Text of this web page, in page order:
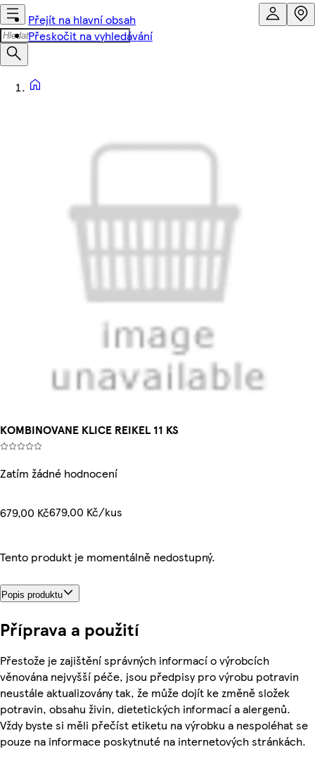
Přejít na hlavní obsah
Přeskočit na vyhledávání
KOMBINOVANE KLICE REIKEL 11 KS
Zatím žádné hodnocení
679,00 Kč679,00 Kč/kus
Tento produkt je momentálně nedostupný.
Popis produktu
Příprava a použití
Přestože je zajištění správných informací o výrobcích
věnována nejvyšší péče, jsou předpisy pro výrobu potravin
neustále aktualizovány tak, že může dojít ke změně složek
potravin, obsahu živin, dietetických informací a alergenů.
Vždy byste si měli přečíst etiketu na výrobku a nespoléhat se
pouze na informace poskytnuté na internetových stránkách.